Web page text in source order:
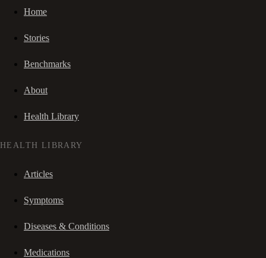
Home
Stories
Benchmarks
About
Health Library
HEALTH LIBRARY
Articles
Symptoms
Diseases & Conditions
Medications